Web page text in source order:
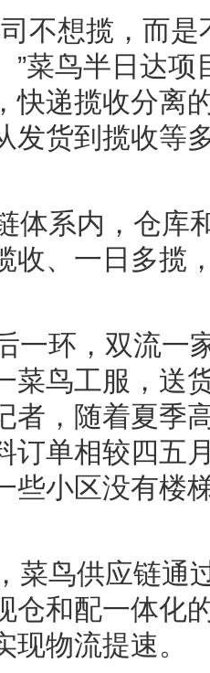
不想揽，而
”菜鸟半日达
快递揽收分离
发货到揽收等
体系内，仓库
收、一日多揽
一环，双流一
菜鸟工服，送
者，随着夏季
订单相较四五
些小区没有楼
菜鸟供应链通
仓和配一体化
物流提速。